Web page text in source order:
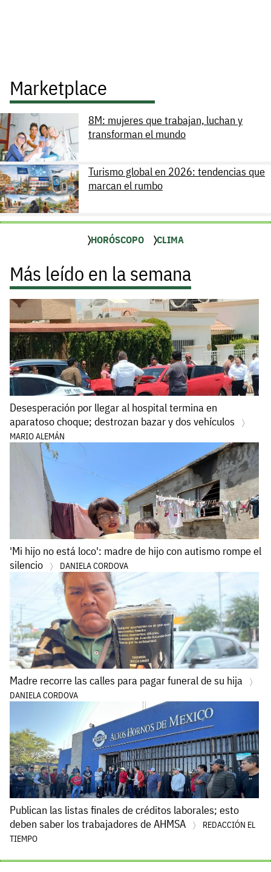
Marketplace
8M: mujeres que trabajan, luchan y
transforman el mundo
Turismo global en 2026: tendencias que
marcan el rumbo
HORÓSCOPO CLIMA
Más leído en la semana
Desesperación por llegar al hospital termina en
aparatoso choque; destrozan bazar y dos vehículos
MARIO ALEMÁN
'Mi hijo no está loco': madre de hijo con autismo rompe el
silencio
DANIELA CORDOVA
Madre recorre las calles para pagar funeral de su hija
DANIELA CORDOVA
Publican las listas finales de créditos laborales; esto
deben saber los trabajadores de AHMSA
REDACCIÓN EL
TIEMPO